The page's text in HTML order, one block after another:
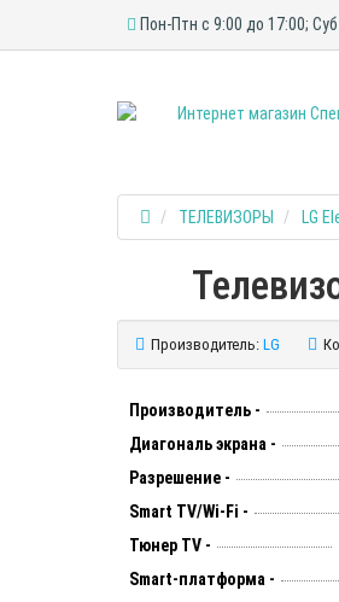
Пон-Птн с 9:00 до 17:00;
ТЕЛЕВИЗОРЫ LG
Производитель: LG
Производитель -
Диагональ экрана -
Разрешение -
Smart TV/Wi-Fi -
Тюнер TV -
Smart-платформа -